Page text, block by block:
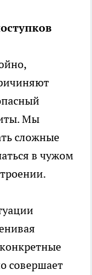
Мы
сложные
в чужом
совершает